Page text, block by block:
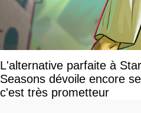
L'alternative parfaite à
Seasons dévoile encore
c'est très prometteur